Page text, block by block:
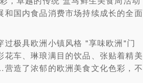
国内食品消费市场持续成长的全面
极具欧洲小镇风格 "享味欧洲"门
车、琳琅满目的饮品、张贴着精美
造了浓郁的欧洲美食文化色彩，不